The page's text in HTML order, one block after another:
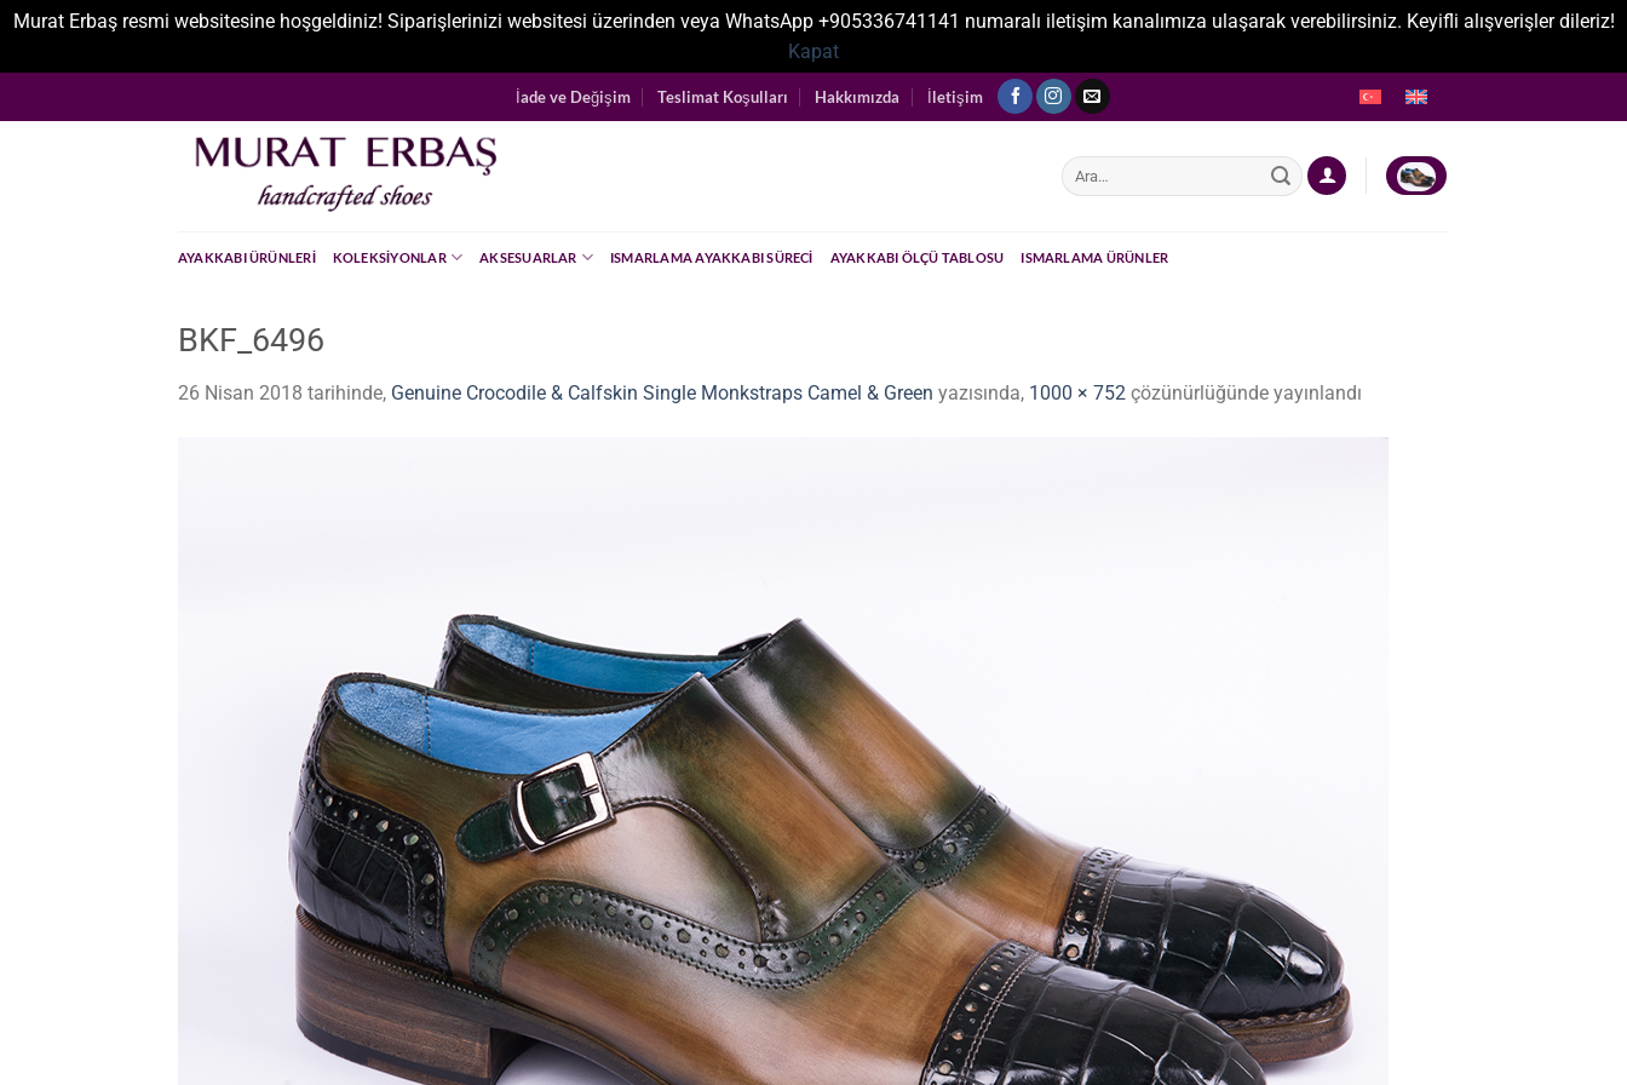
Murat Erbaş resmi websitesine hoşgeldiniz! Siparişlerinizi websitesi üzerinden veya WhatsApp +905336741141 numaralı iletişim kanalımıza ulaşarak verebilirsiniz. Keyifli alışverişler dileriz!
Kapat
atla
İade ve Değişim Teslimat Koşulları Hakkımızda İletişim
Ara:
AYAKKABI ÜRÜNLERI KOLEKSIYONLAR AKSESUARLAR ISMARLAMA AYAKKABI SÜRECI AYAKKABI ÖLÇÜ TABLOSU ISMARLAMA ÜRÜNLER
BKF_6496
26 Nisan 2018 tarihinde, Genuine Crocodile & Calfskin Single Monkstraps Camel & Green yazısında, 1000 × 752 çözünürlüğünde yayınlandı